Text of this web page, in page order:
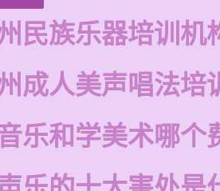
民族乐器培训机
成人美声唱法培
乐和学美术哪个